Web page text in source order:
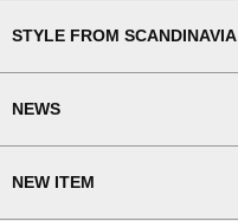
STYLE FROM SCANDINAVIA
NEWS
NEW ITEM